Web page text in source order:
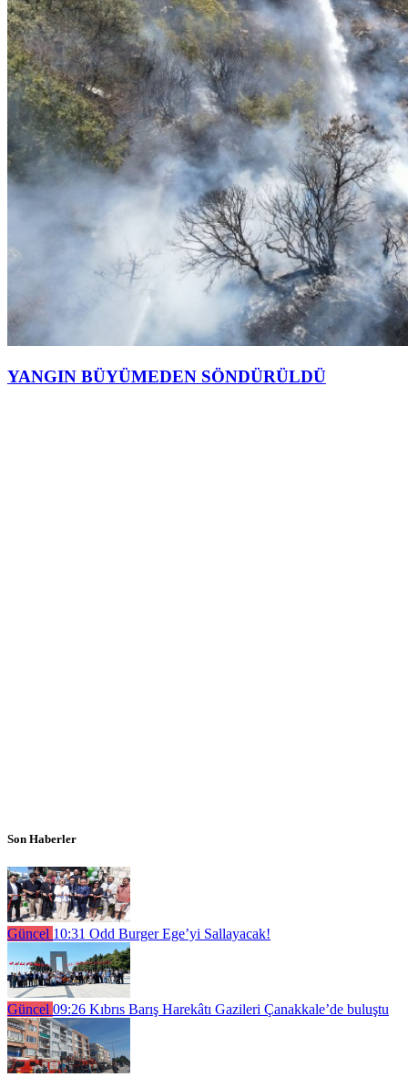
YANGIN BÜYÜMEDEN SÖNDÜRÜLDÜ
Son Haberler
Güncel 10:31 Odd Burger Ege’yi Sallayacak!
Güncel 09:26 Kıbrıs Barış Harekâtı Gazileri Çanakkale’de buluştu